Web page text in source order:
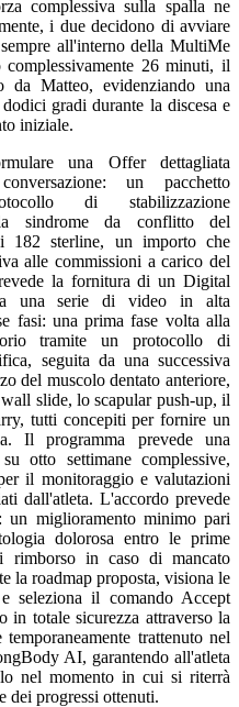
complessiva sulla spalla ne
i due decidono di avviare
all'interno della MultiMe
26 minuti, il
Matteo, evidenziando una
gradi durante la discesa e
iniziale.
una Offer dettagliata
un pacchetto
di stabilizzazione
sindrome da conflitto del
182 sterline, un importo che
alle commissioni a carico del
la fornitura di un Digital
una serie di video in alta
fasi: una prima fase volta alla
tramite un protocollo di
seguita da una successiva
del muscolo dentato anteriore,
slide, lo scapular push-up, il
tutti concepiti per fornire un
Il programma prevede una
otto settimane complessive,
il monitoraggio e valutazioni
dall'atleta. L'accordo prevede
un miglioramento minimo pari
dolorosa entro le prime
rimborso in caso di mancato
la roadmap proposta, visiona le
seleziona il comando Accept
in totale sicurezza attraverso la
trattenuto nel
AI, garantendo all'atleta
nel momento in cui si riterrà
dei progressi ottenuti.